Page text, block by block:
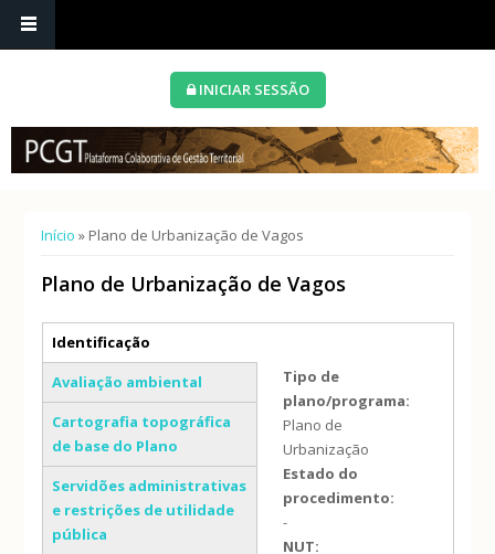
INICIAR SESSÃO
Está aqui
Início » Plano de Urbanização de Vagos
Plano de Urbanização de Vagos
Separadores verticais
Identificação
(separador ativo)
Avaliação ambiental
Cartografia topográfica
de base do Plano
Servidões administrativas
e restrições de utilidade
pública
Tipo de
plano/programa:
Plano de
Urbanização
Estado do
procedimento:
-
NUT: